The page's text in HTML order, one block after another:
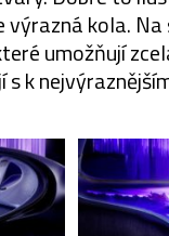
kola.
umožňují
s k